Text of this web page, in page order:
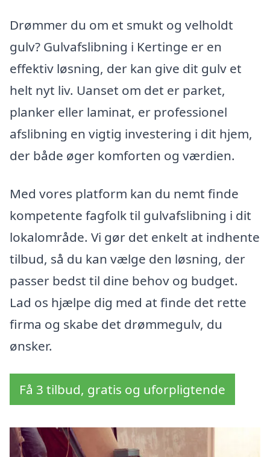
Drømmer du om et smukt og velholdt
gulv? Gulvafslibning i Kertinge er en
effektiv løsning, der kan give dit gulv et
helt nyt liv. Uanset om det er parket,
planker eller laminat, er professionel
afslibning en vigtig investering i dit hjem,
der både øger komforten og værdien.
Med vores platform kan du nemt finde
kompetente fagfolk til gulvafslibning i dit
lokalområde. Vi gør det enkelt at indhente
tilbud, så du kan vælge den løsning, der
passer bedst til dine behov og budget.
Lad os hjælpe dig med at finde det rette
firma og skabe det drømmegulv, du
ønsker.
Få 3 tilbud, gratis og uforpligtende